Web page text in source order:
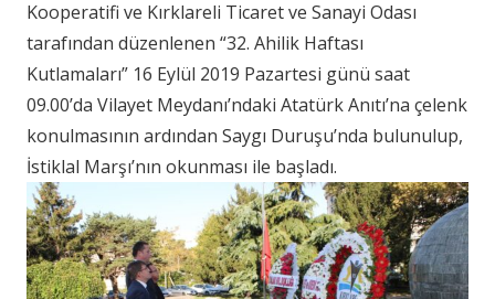
Kooperatifi ve Kırklareli Ticaret ve Sanayi Odası
tarafından düzenlenen “32. Ahilik Haftası
Kutlamaları” 16 Eylül 2019 Pazartesi günü saat
09.00’da Vilayet Meydanı’ndaki Atatürk Anıtı’na çelenk
konulmasının ardından Saygı Duruşu’nda bulunulup,
İstiklal Marşı’nın okunması ile başladı.